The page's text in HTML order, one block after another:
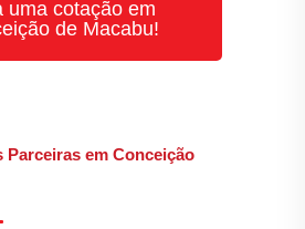
uma cotação em
de Macabu!
Parceiras em Conceição